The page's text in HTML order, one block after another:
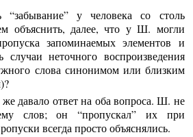
у человека со столь
объяснить, далее, что у Ш. могли
запоминаемых элементов и
случаи неточного воспроизведения
слова синонимом или близким
же давало ответ на оба вопроса. Ш. не
слов; он “пропускал” их при
всегда просто объяснялись.